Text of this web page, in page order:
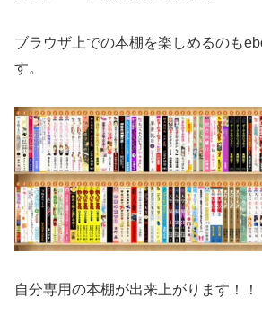
ブラウザ上での本棚を楽しめるのも
す。
自分専用の本棚が出来上がります！！